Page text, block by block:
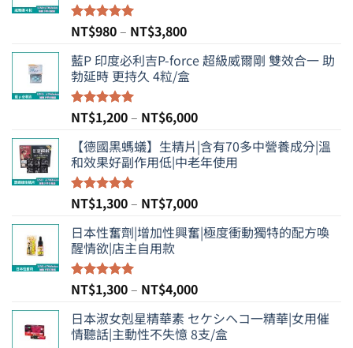
評分5.00
滿分 5
NT$980– NT$3,800價
範
圍：
到
NT$3,800
藍P 印度必利吉P-force 超級威爾剛 雙效合一 助
勃延時 更持久 4粒/盒
評分 5.00
滿分 5
NT$1,200– NT$6,000價
範
圍：
到
【德國黑螞蟻】生精片|含有70多中營養成分|溫
和效果好副作用低|中老年使用
評分 5.00
滿分 5
NT$1,300– NT$7,000價
範
到
日本性奮劑|增加性興奮|極度衝動獨特的配方喚
醒情欲|店主自用款
評分 5.00
滿分 5
NT$1,300– NT$4,000價
範
圍：
日本淑女剋星精華素 セケシヘコ一精華|女用催
情聽話|主動性不失憶 8支/盒